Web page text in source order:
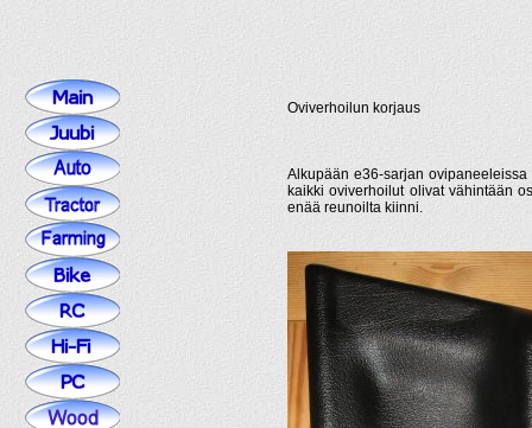
Oviverhoilun korjaus
Alkupään e36-sarjan
kaikki oviverhoilut olivat vähintään
enää reunoilta kiinni.